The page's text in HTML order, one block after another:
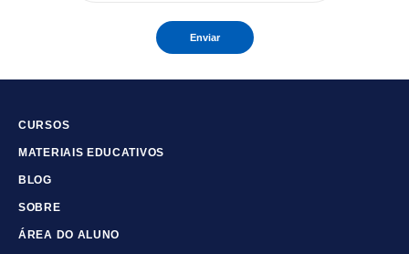
Enviar
CURSOS
MATERIAIS EDUCATIVOS
BLOG
SOBRE
ÁREA DO ALUNO